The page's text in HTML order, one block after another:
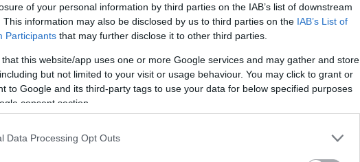
of your personal information by third parties on the IAB’s list of downstream
This information may also be disclosed by us to third parties on the IAB’s List of
Participants that may further disclose it to other third parties.
that this website/app uses one or more Google services and may gather and store
but not limited to your visit or usage behaviour. You may click to grant or
to Google and its third-party tags to use your data for below specified purposes
consent section.
Data Processing Opt Outs